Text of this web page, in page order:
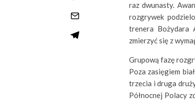
raz dwunasty.
rozgrywek
trenera Bożydara
zmierzyć się z
Grupową fazę
Poza zasięgiem
trzecia i druga
Północnej Polacy